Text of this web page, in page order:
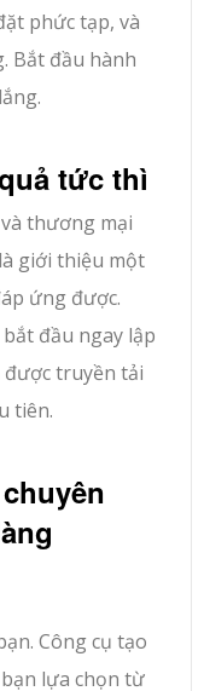
phức tạp, và
Bắt đầu hành
tức thì
thương mại
giới thiệu một
ứng được.
đầu ngay lập
truyền tải
tiên.
Công cụ tạo
lựa chọn từ